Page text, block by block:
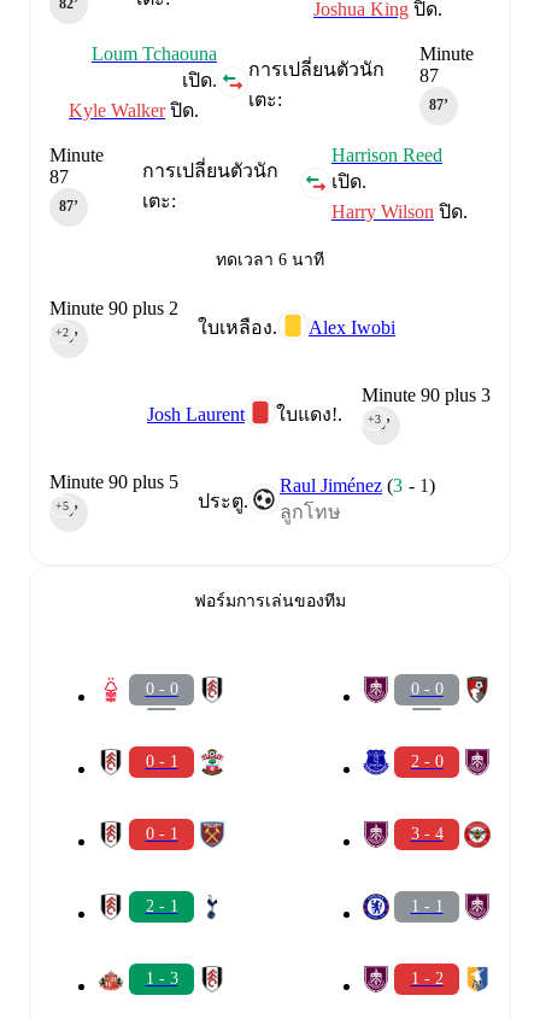
Joshua King ปิด.
82‎’‎
Minute
87
87‎’‎
การเปลี่ยนตัวนัก
เตะ:
Loum Tchaouna
เปิด.
Kyle Walkerปิด.
การเปลี่ยนตัวนัก
เตะ:
Harrison Reed
เปิด.
Harry Wilson ปิด.
Minute
87
87‎’‎
ทดเวลา 6 นาที
ใบเหลือง. Alex Iwobi
Minute 90 plus 2
90‎’‎
+2
Minute 90 plus 3
90‎’‎
+3
ใบแดง!.
Josh Laurent
ประตู.
Raul Jiménez (3 - 1)
ลูกโทษ
Minute 90 plus 5
90‎’‎
+5
ฟอร์มการเล่นของทีม
0 - 0
0 - 1
0 - 1
2 - 1
1 - 3
0 - 0
2 - 0
3 - 4
1 - 1
1 - 2